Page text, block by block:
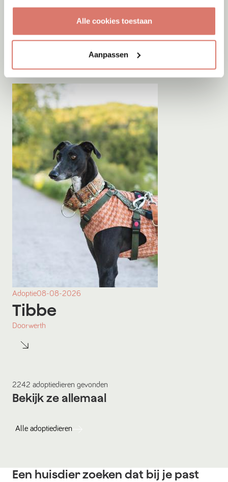
Alle cookies toestaan
Aanpassen
Adoptie
+ Cody
Hollandsche Rading
Adoptie08-08-2026
Tibbe
Doorwerth
2242 adoptiedieren gevonden
Bekijk ze allemaal
Alle adoptiedieren
Een huisdier zoeken dat bij je past